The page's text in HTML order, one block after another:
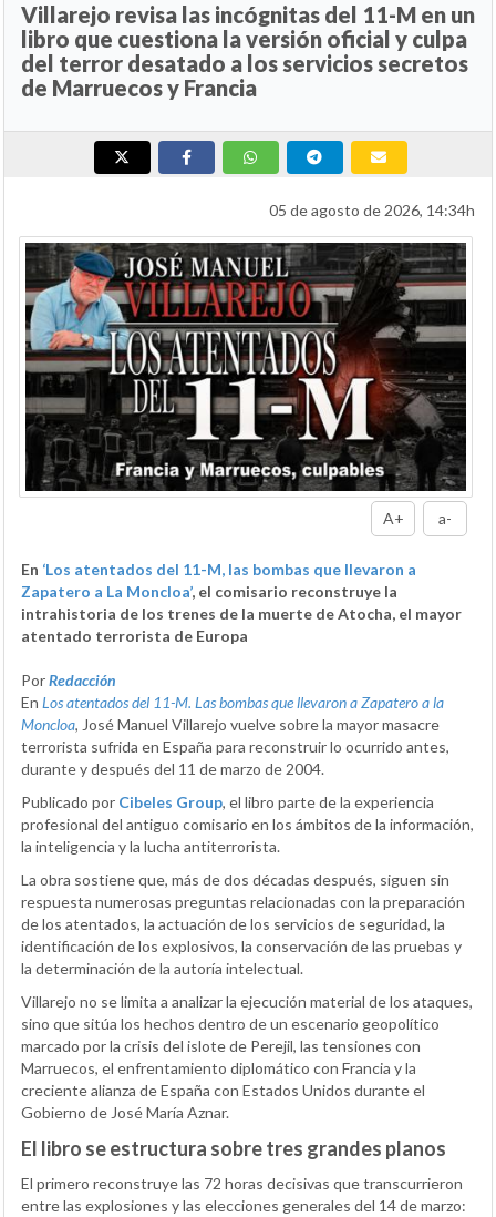
Villarejo revisa las incógnitas del 11-M en un
libro que cuestiona la versión oficial y culpa
del terror desatado a los servicios secretos
de Marruecos y Francia
05 de agosto de 2026, 14:34h
A+ a-
En ‘Los atentados del 11-M, las bombas que llevaron a
Zapatero a La Moncloa’, el comisario reconstruye la
intrahistoria de los trenes de la muerte de Atocha, el mayor
atentado terrorista de Europa
PorRedacción
En Los atentados del 11-M. Las bombas que llevaron a Zapatero a la
Moncloa, José Manuel Villarejo vuelve sobre la mayor masacre
terrorista sufrida en España para reconstruir lo ocurrido antes,
durante y después del 11 de marzo de 2004.
Publicado por Cibeles Group, el libro parte de la experiencia
profesional del antiguo comisario en los ámbitos de la información,
la inteligencia y la lucha antiterrorista.
La obra sostiene que, más de dos décadas después, siguen sin
respuesta numerosas preguntas relacionadas con la preparación
de los atentados, la actuación de los servicios de seguridad, la
identificación de los explosivos, la conservación de las pruebas y
la determinación de la autoría intelectual.
Villarejo no se limita a analizar la ejecución material de los ataques,
sino que sitúa los hechos dentro de un escenario geopolítico
marcado por la crisis del islote de Perejil, las tensiones con
Marruecos, el enfrentamiento diplomático con Francia y la
creciente alianza de España con Estados Unidos durante el
Gobierno de José María Aznar.
El libro se estructura sobre tres grandes planos
El primero reconstruye las 72 horas decisivas que transcurrieron
entre las explosiones y las elecciones generales del 14 de marzo: